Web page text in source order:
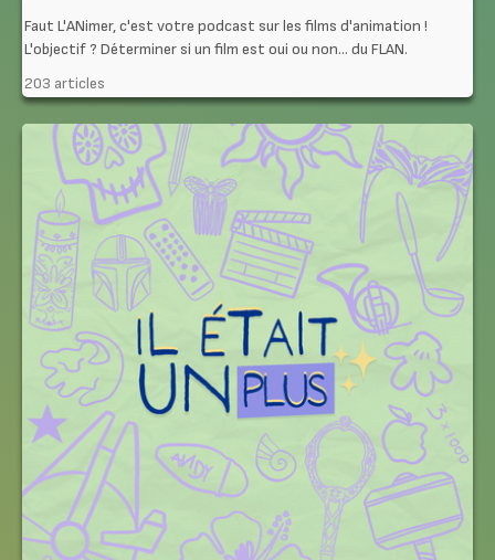
Faut L'ANimer, c'est votre podcast sur les films d'animation !
L'objectif ? Déterminer si un film est oui ou non... du FLAN.
203 articles